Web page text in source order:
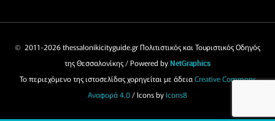
© 2011-2026 thessalonikicityguide.gr Πολιτιστικός και Τουριστικός Οδηγός
της Θεσσαλονίκης / Powered byNetGraphics
Το περιεχόμενο της ιστοσελίδας χορηγείται με άδεια Creative Commons
Αναφορά 4.0/ Icons byIcons8